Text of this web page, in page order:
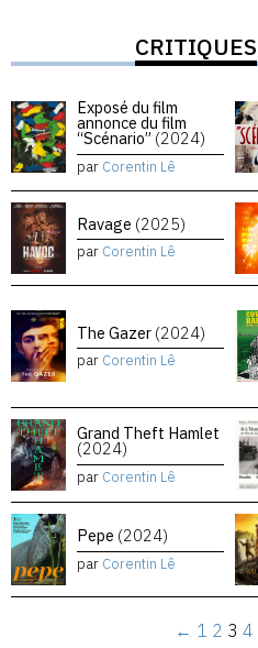
CRITIQUES
Exposé du film
annonce du film
“Scénario” (2024)
par Corentin Lê
Ravage (2025)
par Corentin Lê
The Gazer (2024)
par Corentin Lê
Grand Theft Hamlet
(2024)
par Corentin Lê
Pepe (2024)
par Corentin Lê
← 1 2 3 4